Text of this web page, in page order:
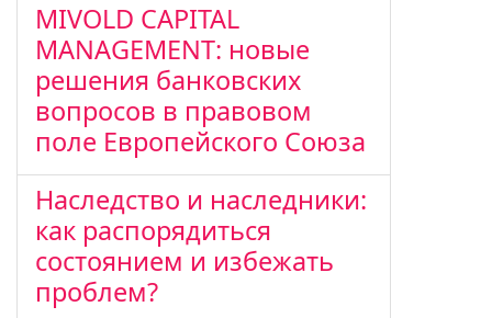
MIVOLD CAPITAL
MANAGEMENT: новые
решения банковских
вопросов в правовом
поле Европейского Союза
Наследство и наследники:
как распорядиться
состоянием и избежать
проблем?